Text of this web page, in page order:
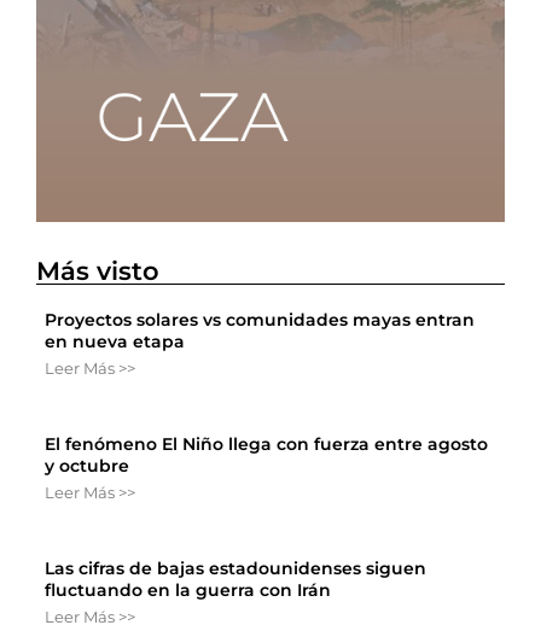
Más visto
Proyectos solares vs comunidades mayas entran
en nueva etapa
Leer Más >>
El fenómeno El Niño llega con fuerza entre agosto
y octubre
Leer Más >>
Las cifras de bajas estadounidenses siguen
fluctuando en la guerra con Irán
Leer Más >>